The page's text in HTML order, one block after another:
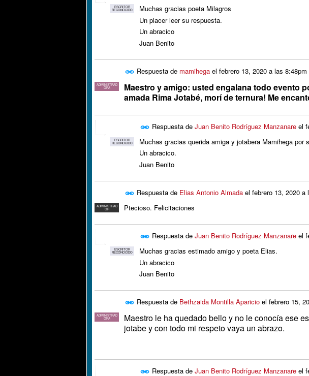
ESCRITOR
RECONOCIDO
Muchas gracias poeta Milagros
Un placer leer su respuesta.
Un abracico
Juan Benito
ADMINISTRAD
ORA
Respuesta de mamihega el febrero 13, 2020 a las 8:48pm
Maestro y amigo: usted engalana todo evento
amada Rima Jotabé, morí de ternura! Me
ESCRITOR
RECONOCIDO
Respuesta de Juan Benito Rodríguez Manzanare el
Muchas gracias querida amiga y jotabera Mamihega
Un abracico.
Juan Benito
ADMINISTRAD
OR
Respuesta de Elias Antonio Almada el febrero 13, 2020 a
Ptecioso. Felicitaciones
ESCRITOR
RECONOCIDO
Respuesta de Juan Benito Rodríguez Manzanare el
Muchas gracias estimado amigo y poeta Elias.
Un abracico
Juan Benito
ADMINISTRAD
ORA
Respuesta de Bethzaida Montilla Aparicio el febrero 15,
Maestro le ha quedado bello y no le conocía ese
jotabe y con todo mi respeto vaya un abrazo.
Respuesta de Juan Benito Rodríguez Manzanare el